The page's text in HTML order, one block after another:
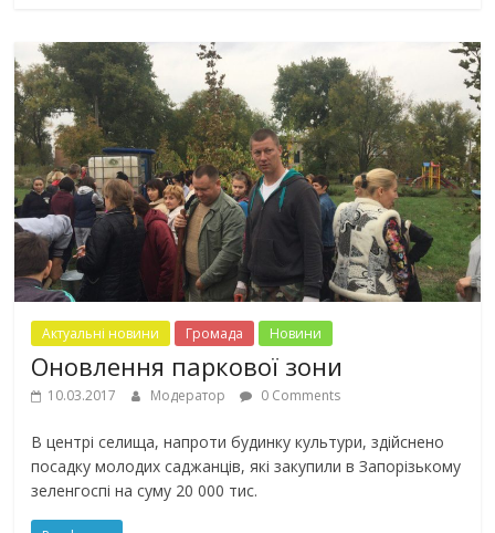
Актуальні новини Громада Новини
Оновлення паркової зони
10.03.2017 Модератор 0 Comments
В центрі селища, напроти будинку культури, здійснено
посадку молодих саджанців, які закупили в Запорізькому
зеленгоспі на суму 20 000 тис.